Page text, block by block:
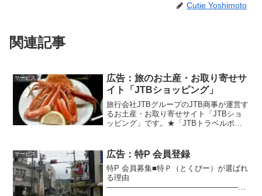
Cutie Yoshimoto
関連記事
サービス
広告：旅のお土産・お取り寄せサ
イト「JTBショッピング」
旅行会社JTBグループのJTB商事が運営す
るお土産・お取り寄せサイト「JTBショ
ッピング」です。★「JTBトラベルポイ
プ中」！！5% ⇒「10%」≪サイトユー
ザーの特徴...
サービス 広告：特P 会員登録
特P 会員募集■特Ｐ（とくぴー）が選ばれ
る理由
───────────────────────────